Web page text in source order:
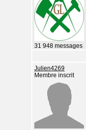
31 948 messages
Julien4269
Membre inscrit